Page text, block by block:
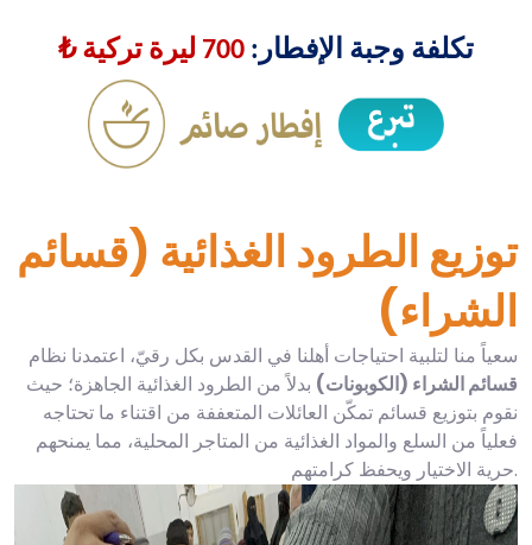
تكلفة وجبة الإفطار: 700 ليرة تركية ₺
توزيع الطرود الغذائية (قسائم
الشراء)
سعياً منا لتلبية احتياجات أهلنا في القدس بكل رقيّ، اعتمدنا نظام
قسائم الشراء (الكوبونات) بدلاً من الطرود الغذائية الجاهزة؛ حيث
نقوم بتوزيع قسائم تمكّن العائلات المتعففة من اقتناء ما تحتاجه
فعلياً من السلع والمواد الغذائية من المتاجر المحلية، مما يمنحهم
حرية الاختيار ويحفظ كرامتهم.